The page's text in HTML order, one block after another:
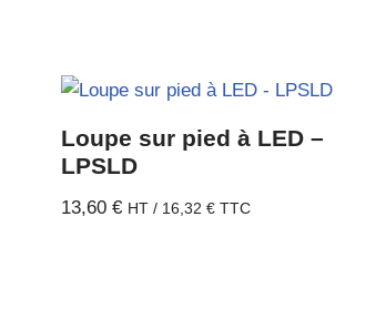
Loupe sur pied à LED –
LPSLD
13,60€ HT / 16,32€ TTC